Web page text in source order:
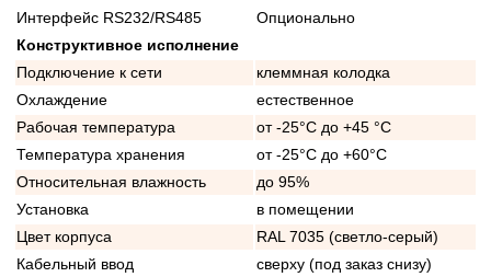
Интерфейс RS232/RS485
Опционально
Конструктивное исполнение
Подключение к сети
клеммная колодка
Охлаждение
естественное
Рабочая температура
от -25°C до +45 °C
Температура хранения
от -25°C до +60°C
Относительная влажность
до 95%
Установка
в помещении
Цвет корпуса
RAL 7035 (светло-серый)
Кабельный ввод
сверху (под заказ снизу)